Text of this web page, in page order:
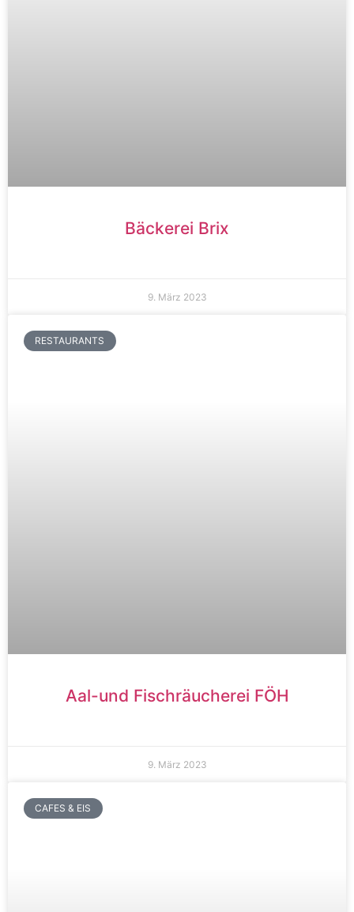
Bäckerei Brix
9. März 2023
RESTAURANTS
Aal-und Fischräucherei FÖH
9. März 2023
CAFES & EIS